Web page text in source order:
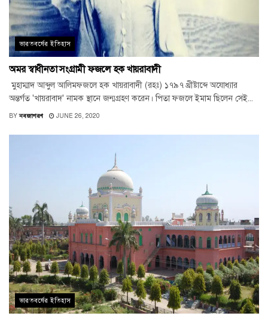
ভারতবর্ষের ইতিহাস
অমর স্বাধীনতা সংগ্রামী ফজলে হক খায়রাবাদী
মুহাম্মাদ আব্দুল আলিমফজলে হক খায়রাবাদী (রহঃ) ১৭৯৭ খ্রীষ্টাব্দে অযোধ্যার
অন্তর্গত 'খায়রাবাদ' নামক স্থানে জন্মগ্রহণ করেন। পিতা ফজলে ইমাম ছিলেন সেই...
BY নবজাগরণ JUNE 26, 2020
ভারতবর্ষের ইতিহাস